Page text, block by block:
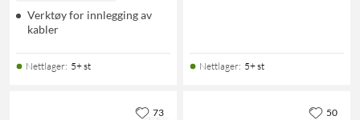
Verktøy for innlegging av
kabler
Nettlager: 5+ st Nettlager: 5+ st
73 50